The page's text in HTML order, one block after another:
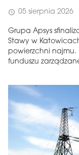
schedule 05 sierpnia 2026
Grupa Apsys
Stawy w
powierzchni najmu.
funduszu